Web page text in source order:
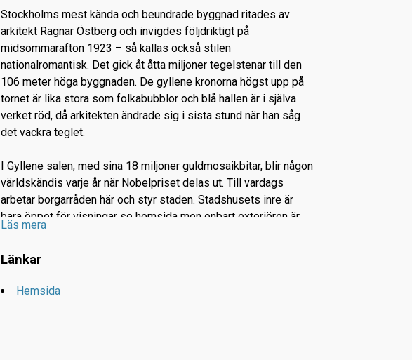
Stockholms mest kända och beundrade byggnad ritades av
arkitekt Ragnar Östberg och invigdes följdriktigt på
midsommarafton 1923 – så kallas också stilen
nationalromantisk. Det gick åt åtta miljoner tegelstenar till den
106 meter höga byggnaden. De gyllene kronorna högst upp på
tornet är lika stora som folkabubblor och blå hallen är i själva
verket röd, då arkitekten ändrade sig i sista stund när han såg
det vackra teglet.
I Gyllene salen, med sina 18 miljoner guldmosaikbitar, blir någon
världskändis varje år när Nobelpriset delas ut. Till vardags
arbetar borgarråden här och styr staden. Stadshusets inre är
bara öppet för visningar se hemsida men enbart exteriören är
värt besöket. Med reservation för ändringar som kan uppstå på
varje dag kl 12 och 14 och på engelska kl 10, 11, 12, 13, 14 och
15, året om.
Läs mera
Länkar
Hemsida